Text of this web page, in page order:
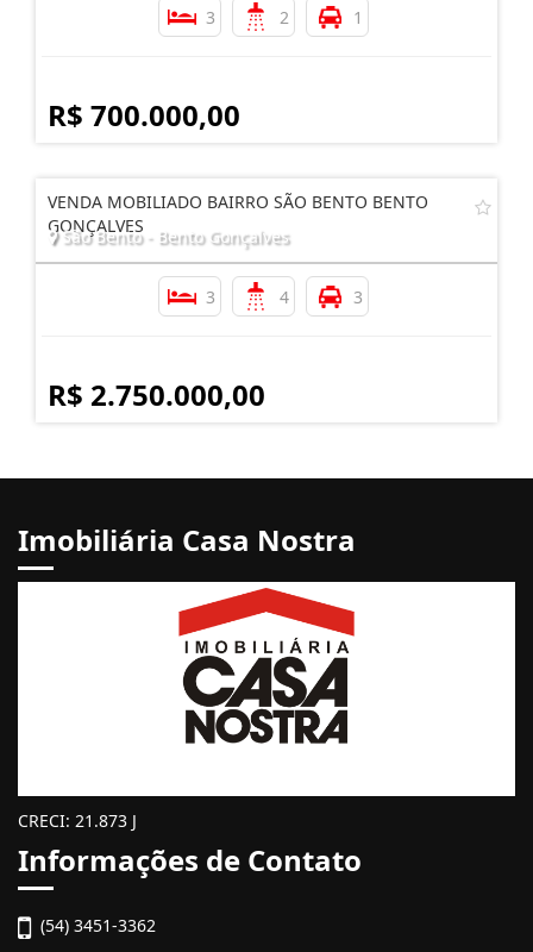
3 2 1
R$ 700.000,00
VENDA MOBILIADO BAIRRO SÃO BENTO BENTO
GONÇALVES
São Bento - Bento Gonçalves
3 4 3
R$ 2.750.000,00
Imobiliária Casa Nostra
CRECI: 21.873 J
Informações de Contato
(54) 3451-3362